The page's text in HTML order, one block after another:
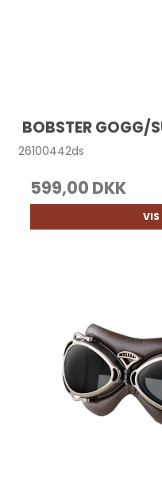
BOBSTER GOGG/
26100442ds
599,00 DKK
VIS